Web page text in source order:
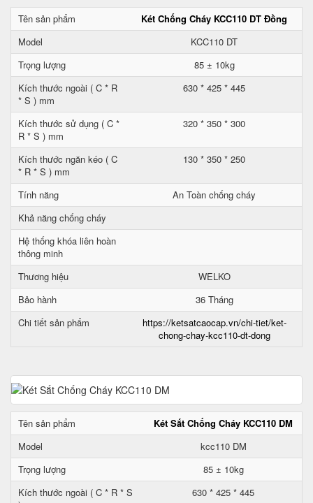
Tên sản phẩm
Két Chống Cháy KCC110 DT Đồng
Model
KCC110 DT
Trọng lượng
85 ± 10kg
Kích thước ngoài ( C * R
* S ) mm
630 * 425 * 445
Kích thước sử dụng ( C *
R * S ) mm
320 * 350 * 300
Kích thước ngăn kéo ( C
* R * S ) mm
130 * 350 * 250
Tính năng
An Toàn chống cháy
Khả năng chống cháy
Hệ thống khóa liên hoàn
thông minh
Thương hiệu
WELKO
Bảo hành
36 Tháng
Chi tiết sản phẩm
https://ketsatcaocap.vn/chi-tiet/ket-
chong-chay-kcc110-dt-dong
Tên sản phẩm
Két Sắt Chống Cháy KCC110 DM
Model
kcc110 DM
Trọng lượng
85 ± 10kg
Kích thước ngoài ( C * R * S
630 * 425 * 445